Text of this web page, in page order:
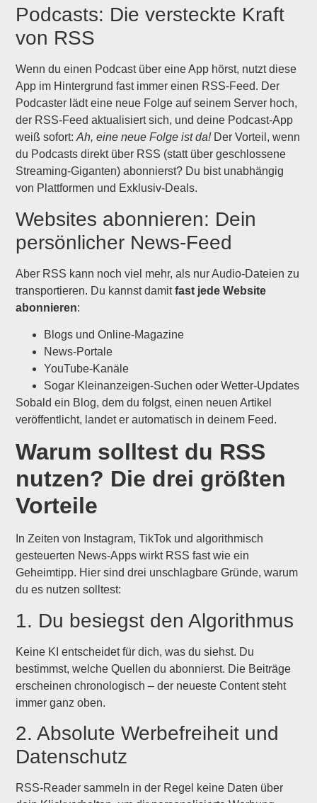
Podcasts: Die versteckte Kraft
von RSS
Wenn du einen Podcast über eine App hörst, nutzt diese
App im Hintergrund fast immer einen RSS-Feed. Der
Podcaster lädt eine neue Folge auf seinem Server hoch,
der RSS-Feed aktualisiert sich, und deine Podcast-App
weiß sofort:Ah, eine neue Folge ist da!Der Vorteil, wenn
du Podcasts direkt über RSS (statt über geschlossene
Streaming-Giganten) abonnierst? Du bist unabhängig
von Plattformen und Exklusiv-Deals.
Websites abonnieren: Dein
persönlicher News-Feed
Aber RSS kann noch viel mehr, als nur Audio-Dateien zu
transportieren. Du kannst damitfast jede Website
abonnieren:
Blogs und Online-Magazine
News-Portale
YouTube-Kanäle
Sogar Kleinanzeigen-Suchen oder Wetter-Updates
Sobald ein Blog, dem du folgst, einen neuen Artikel
veröffentlicht, landet er automatisch in deinem Feed.
Warum solltest du RSS
nutzen? Die drei größten
Vorteile
In Zeiten von Instagram, TikTok und algorithmisch
gesteuerten News-Apps wirkt RSS fast wie ein
Geheimtipp. Hier sind drei unschlagbare Gründe, warum
du es nutzen solltest:
1. Du besiegst den Algorithmus
Keine KI entscheidet für dich, was du siehst. Du
bestimmst, welche Quellen du abonnierst. Die Beiträge
erscheinen chronologisch – der neueste Content steht
immer ganz oben.
2. Absolute Werbefreiheit und
Datenschutz
RSS-Reader sammeln in der Regel keine Daten über